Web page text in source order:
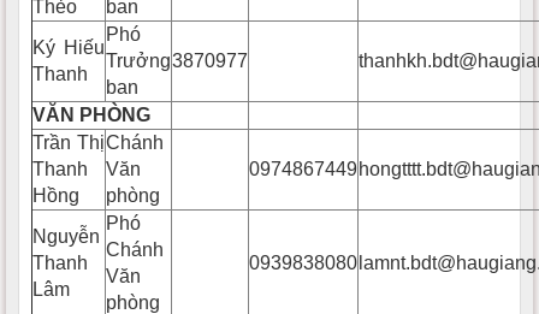
Thẻo
ban
Ký Hiếu
Thanh
Phó
Trưởng
ban
3870977
VĂN PHÒNG
Trần Thị
Thanh
Hồng
Chánh
Văn
phòng
0974867449
Nguyễn
Thanh
Lâm
Phó
Chánh
Văn
phòng
0939838080